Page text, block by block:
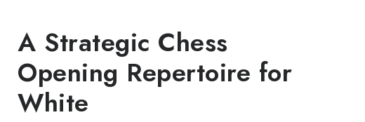
A Strategic Chess
Opening Repertoire for
White